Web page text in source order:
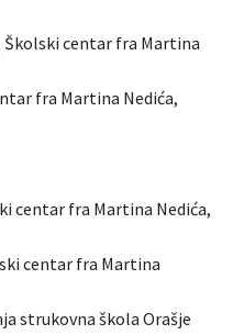
Školski centar fra Martina
fra Martina Nedića,
centar fra Martina Nedića,
centar fra Martina
strukovna škola Orašje